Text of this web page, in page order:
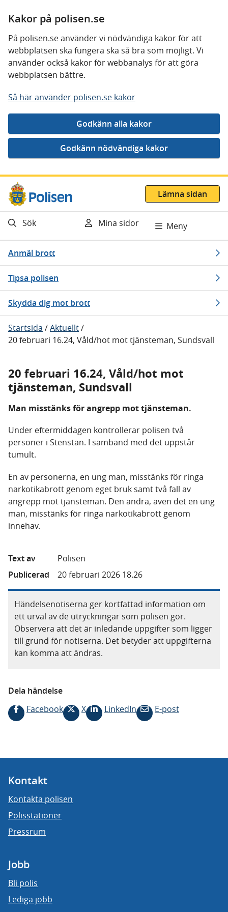
Kakor på polisen.se
På polisen.se använder vi nödvändiga kakor för att
webbplatsen ska fungera ska så bra som möjligt. Vi
använder också kakor för webbanalys för att göra
webbplatsen bättre.
Så här använder polisen.se kakor
Gå direkt till innehåll
Lämna sidan
Sök Mina sidor Meny
Anmäl brott
Tipsa polisen
Skydda dig mot brott
Startsida /Aktuellt/
20 februari 16.24, Våld/hot mot tjänsteman, Sundsvall
20 februari 16.24, Våld/hot mot
tjänsteman, Sundsvall
Man misstänks för angrepp mot tjänsteman.
Under eftermiddagen kontrollerar polisen två
personer i Stenstan. I samband med det uppstår
tumult.
En av personerna, en ung man, misstänks för ringa
narkotikabrott genom eget bruk samt två fall av
angrepp mot tjänsteman. Den andra, även det en ung
man, misstänks för ringa narkotikabrott genom
innehav.
Text av
Polisen
Publicerad
20 februari 2026 18.26
Händelsenotiserna ger kortfattad information om
ett urval av de utryckningar som polisen gör.
Observera att det är inledande uppgifter som ligger
till grund för notiserna. Det betyder att uppgifterna
kan komma att ändras.
Dela händelse
Facebook
X LinkedIn E-post
Kontakt
Kontakta polisen
Polisstationer
Pressrum
Jobb
Bli polis
Lediga jobb